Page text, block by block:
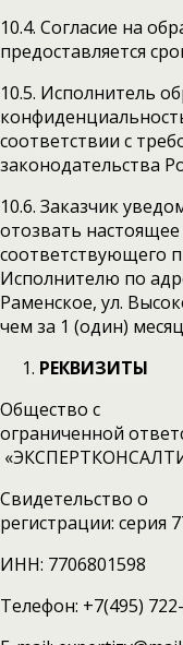
10.4. Согласие на
предоставляется
10.5. Исполнитель
соответствии с
законодательства
10.6. Заказчик
отозвать
соответствующего
Исполнителю по
Раменское, ул.
чем за 1 (один)
РЕКВИЗИТЫ
Общество с
ограниченной
Свидетельство о
регистрации: серия
ИНН: 7706801598
Телефон: +7(495)